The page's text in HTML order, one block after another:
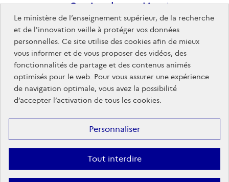
Gestion des cookies
Données personnelles
Nous rejoindre
Plan du site
Sites publics
Le ministère de l’enseignement supérieur, de la recherche
et de l'innovation veille à protéger vos données
personnelles. Ce site utilise des cookies afin de mieux
vous informer et de vous proposer des vidéos, des
fonctionnalités de partage et des contenus animés
optimisés pour le web. Pour vous assurer une expérience
de navigation optimale, vous avez la possibilité
d’accepter l’activation de tous les cookies.
Tout interdire
Personnaliser